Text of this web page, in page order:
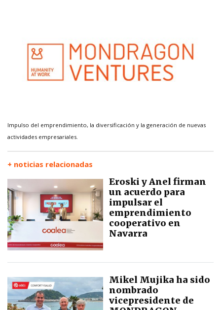
Impulso del emprendimiento, la diversificación y la generación de nuevas
actividades empresariales.
+ noticias relacionadas
Eroski y Anel firman
un acuerdo para
impulsar el
emprendimiento
cooperativo en
Navarra
Mikel Mujika ha sido
nombrado
vicepresidente de